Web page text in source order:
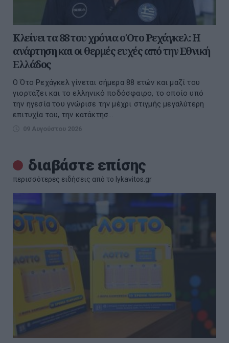
Κλείνει τα 88 του χρόνια ο Ότο Ρεχάγκελ: Η
ανάρτηση και οι θερμές ευχές από την Εθνική
Ελλάδος
Ο Ότο Ρεχάγκελ γίνεται σήμερα 88 ετών και μαζί του
γιορτάζει και το ελληνικό ποδόσφαιρο, το οποίο υπό
την ηγεσία του γνώρισε την μέχρι στιγμής μεγαλύτερη
επιτυχία του, την κατάκτησ...
09 Αυγούστου 2026
διαβάστε επίσης
περισσότερες ειδήσεις από το lykavitos.gr